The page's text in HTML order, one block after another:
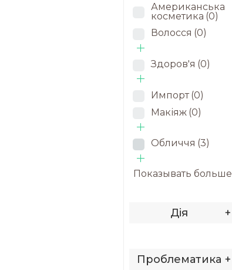
Американська
косметика (0)
Волосся (0)
Здоров'я (0)
Импорт (0)
Макіяж (0)
Обличчя (3)
Показывать больше
Дія +
Проблематика +